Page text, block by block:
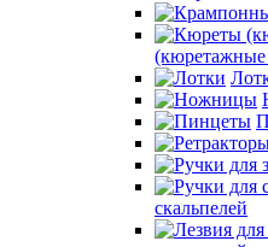
скальпелей